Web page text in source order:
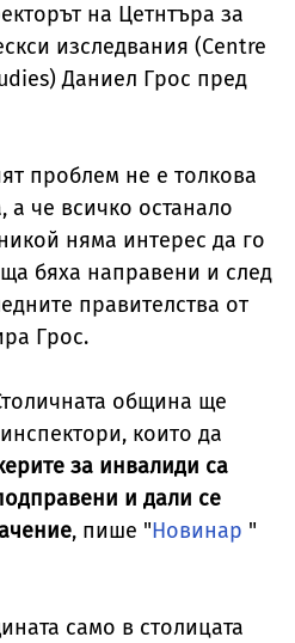
на Цетнтъра за
изследвания (Centre
Даниел Грос пред
проблем не е толкова
а че всичко останало
няма интерес да го
бяха направени и след
правителства от
Грос.
община ще
които да
за инвалиди са
и дали се
, пише "Новинар "
само в столицата